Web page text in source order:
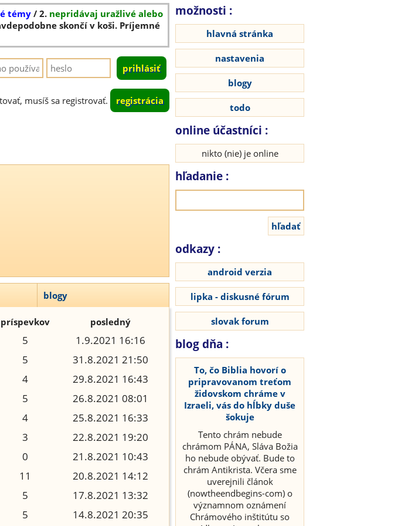
témy / 2. nepridávaj uražlivé alebo
skončí v koši. Príjemné
musíš sa registrovať. registrácia
blogy
príspevkov posledný
5
1.9.2021 16:16
5
31.8.2021 21:50
4
29.8.2021 16:43
5
26.8.2021 08:01
4
25.8.2021 16:33
3
22.8.2021 19:20
0
21.8.2021 10:43
11
20.8.2021 14:12
5
17.8.2021 13:32
5 14.8.2021 20:35
možnosti :
hlavná stránka
nastavenia
blogy
todo
online účastníci :
nikto (nie) je online
hľadanie :
odkazy :
android verzia
lipka - diskusné fórum
slovak forum
blog dňa :
To, čo Biblia hovorí o
pripravovanom treťom
židovskom chráme v
Izraeli, vás do hĺbky duše
šokuje
Tento chrám nebude
chrámom PÁNA, Sláva Božia
ho nebude obývať. Bude to
chrám Antikrista. Včera sme
uverejnili článok
(nowtheendbegins-com) o
významnom oznámení
Chrámového inštitútu so